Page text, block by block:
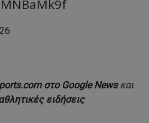
στο Google Newsκαι
ειδήσεις